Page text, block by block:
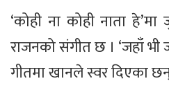
‘कोही ना कोही नाता
राजनको संगीत छ । ‘जहाँ
गीतमा खानले स्वर दिएका